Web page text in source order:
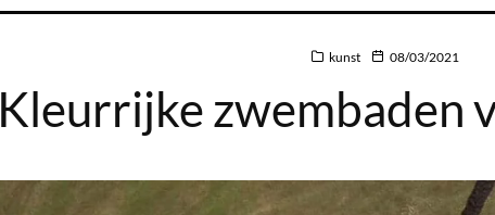
kunst 08/03/2021
Kleurrijke zwembaden